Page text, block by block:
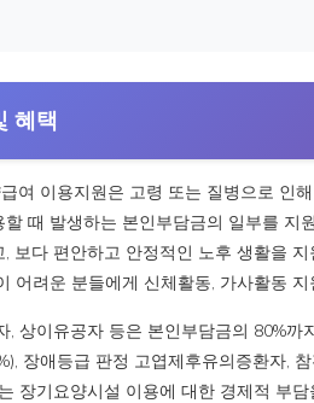
혜택
여 이용지원은 고령 또는 질병으로 인
때 발생하는 본인부담금의 일부를 지
보다 편안하고 안정적인 노후 생활을
어려운 분들에게 신체활동, 가사활동
, 상이유공자 등은 본인부담금의 80%까
장애등급 판정 고엽제후유의증환자,
장기요양시설 이용에 대한 경제적 부